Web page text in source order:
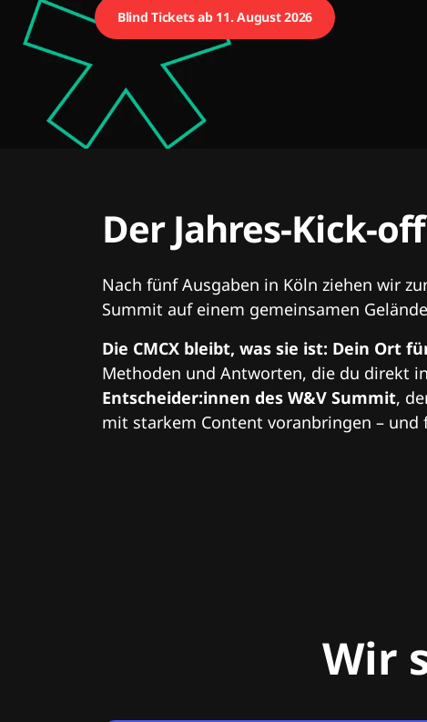
Blind Tickets ab 11. August 2026
Der Jahres-Kick-
Nach fünf Ausgaben in Köln ziehen wir
Summit auf einem gemeinsamen
Die CMCX bleibt, was sie ist: Dein Ort
Methoden und Antworten, die du direkt
Entscheider:innen des W&V Summit,
mit starkem Content voranbringen –
Wir